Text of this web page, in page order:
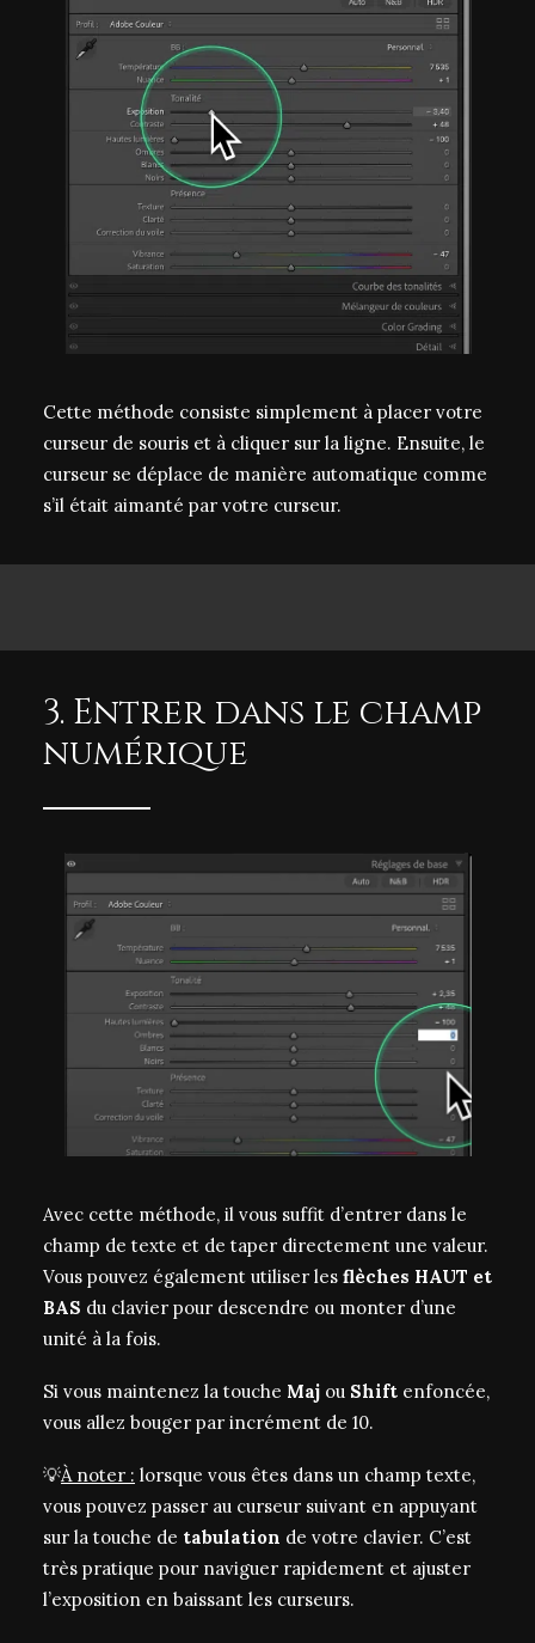
Cette méthode consiste simplement à placer votre
curseur de souris et à cliquer sur la ligne. Ensuite, le
curseur se déplace de manière automatique comme
s’il était aimanté par votre curseur.
3. Entrer dans le champ
numérique
Avec cette méthode, il vous suffit d’entrer dans le
champ de texte et de taper directement une valeur.
Vous pouvez également utiliser les flèches HAUT et
BAS du clavier pour descendre ou monter d’une
unité à la fois.
Si vous maintenez la touche Maj ou Shift enfoncée,
vous allez bouger par incrément de 10.
💡À noter : lorsque vous êtes dans un champ texte,
vous pouvez passer au curseur suivant en appuyant
sur la touche de tabulation de votre clavier. C’est
très pratique pour naviguer rapidement et ajuster
l’exposition en baissant les curseurs.